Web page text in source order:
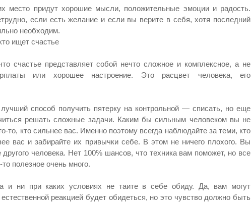
место придут хорошие мысли, положительные эмоции и радость.
если есть желание и если вы верите в себя, хотя последний
необходим.
ищет счастье
счастье представляет собой нечто сложное и комплексное, а не
или хорошее настроение. Это расцвет человека, его
способ получить пятерку на контрольной — списать, но еще
решать сложные задачи. Каким бы сильным человеком вы не
то, кто сильнее вас. Именно поэтому всегда наблюдайте за теми, кто
вас и забирайте их привычки себе. В этом не ничего плохого. Вы
другого человека. Нет 100% шансов, что техника вам поможет, но все
полезное очень много.
и ни при каких условиях не таите в себе обиду. Да, вам могут
реакцией будет обидеться, но это чувство должно быть